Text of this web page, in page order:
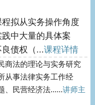
程拟从实务操作角度
中大量的具体案
良债权（...课程详情
商法的理论与实务研究
从事法律实务工作经
、民营经济法......讲师主